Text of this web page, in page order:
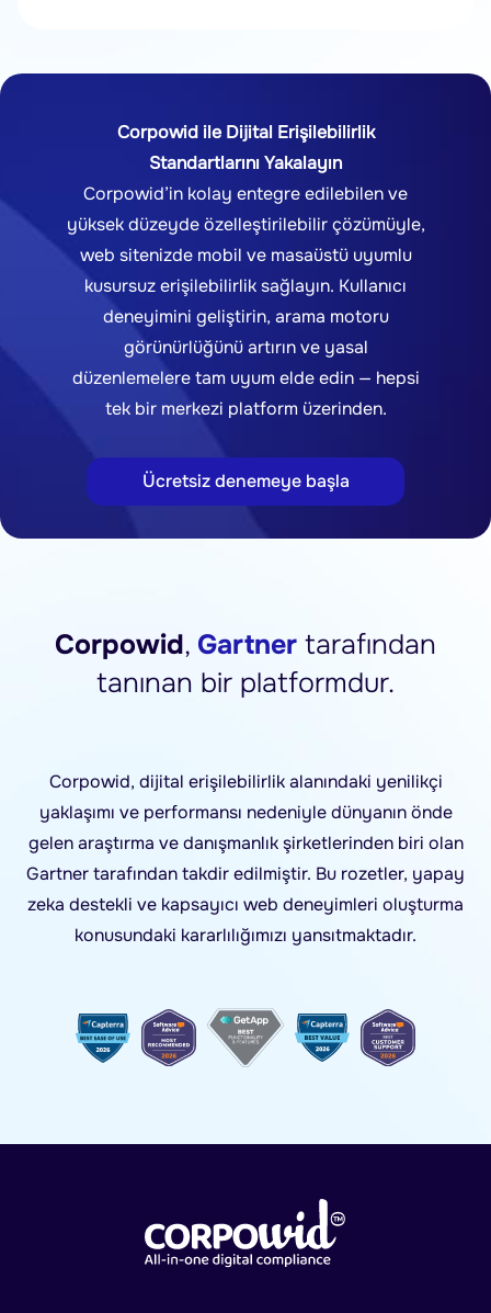
Corpowid ile Dijital Erişilebilirlik
Standartlarını Yakalayın
Corpowid’in kolay entegre edilebilen ve
yüksek düzeyde özelleştirilebilir çözümüyle,
web sitenizde mobil ve masaüstü uyumlu
kusursuz erişilebilirlik sağlayın. Kullanıcı
deneyimini geliştirin, arama motoru
görünürlüğünü artırın ve yasal
düzenlemelere tam uyum elde edin — hepsi
tek bir merkezi platform üzerinden.
Ücretsiz denemeye başla
Corpowid, Gartner tarafından
tanınan bir platformdur.
Corpowid, dijital erişilebilirlik alanındaki yenilikçi
yaklaşımı ve performansı nedeniyle dünyanın önde
gelen araştırma ve danışmanlık şirketlerinden biri olan
Gartner tarafından takdir edilmiştir. Bu rozetler, yapay
zeka destekli ve kapsayıcı web deneyimleri oluşturma
konusundaki kararlılığımızı yansıtmaktadır.